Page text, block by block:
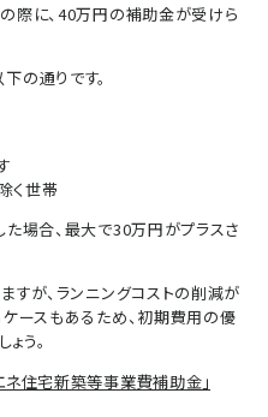
際に、40万円の補助金が受けら
の通りです。
く世帯
場合、最大で30万円がプラスさ
すが、ランニングコストの削減が
ースもあるため、初期費用の優
う。
住宅新築等事業費補助金」